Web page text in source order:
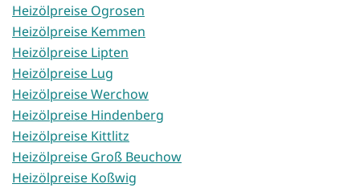
Heizölpreise Ogrosen
Heizölpreise Kemmen
Heizölpreise Lipten
Heizölpreise Lug
Heizölpreise Werchow
Heizölpreise Hindenberg
Heizölpreise Kittlitz
Heizölpreise Groß Beuchow
Heizölpreise Koßwig